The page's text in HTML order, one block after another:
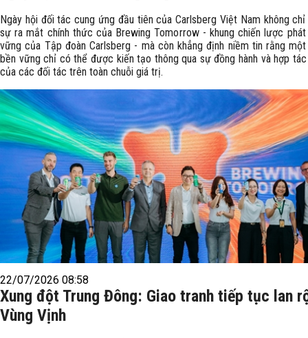
Ngày hội đối tác cung ứng đầu tiên của Carlsberg Việt Nam không chỉ
sự ra mắt chính thức của Brewing Tomorrow - khung chiến lược
vững của Tập đoàn Carlsberg - mà còn khẳng định niềm tin rằng
bền vững chỉ có thể được kiến tạo thông qua sự đồng hành và hợp
của các đối tác trên toàn chuỗi giá trị.
22/07/2026 08:58
Xung đột Trung Đông: Giao tranh tiếp tục lan
Vùng Vịnh